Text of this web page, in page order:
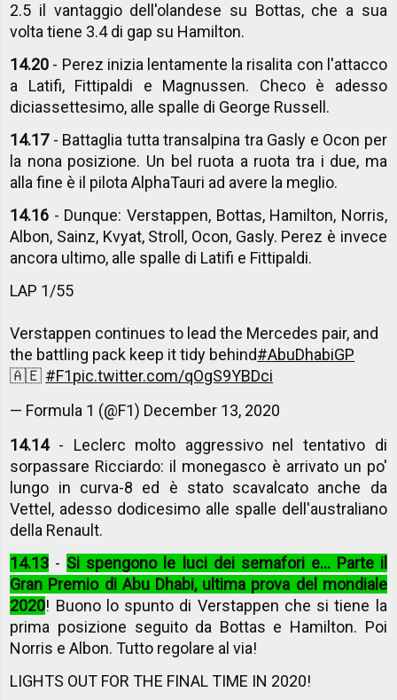
2.5 il vantaggio dell'olandese su Bottas, che a sua
volta tiene 3.4 di gap su Hamilton.
14.20 - Perez inizia lentamente la risalita con l'attacco
a Latifi, Fittipaldi e Magnussen. Checo è adesso
diciassettesimo, alle spalle di George Russell.
14.17- Battaglia tutta transalpina tra Gasly e Ocon per
la nona posizione. Un bel ruota a ruota tra i due, ma
alla fine è il pilota AlphaTauri ad avere la meglio.
14.16 - Dunque: Verstappen, Bottas, Hamilton, Norris,
Albon, Sainz, Kvyat, Stroll, Ocon, Gasly. Perez è invece
ancora ultimo, alle spalle di Latifi e Fittipaldi.
LAP 1/55
Verstappen continues to lead the Mercedes pair, and
the battling pack keep it tidy behind#AbuDhabiGP
🇦🇪 #F1pic.twitter.com/qOgS9YBDci
— Formula 1 (@F1) December 13, 2020
14.14- Leclerc molto aggressivo nel tentativo di
sorpassare Ricciardo: il monegasco è arrivato un po'
lungo in curva-8 ed è stato scavalcato anche da
Vettel, adesso dodicesimo alle spalle dell'australiano
della Renault.
14.13 - Si spengono le luci dei semafori e... Parte il
Gran Premio di Abu Dhabi, ultima prova del mondiale
2020! Buono lo spunto di Verstappen che si tiene la
prima posizione seguito da Bottas e Hamilton. Poi
Norris e Albon. Tutto regolare al via!
LIGHTS OUT FOR THE FINAL TIME IN 2020!